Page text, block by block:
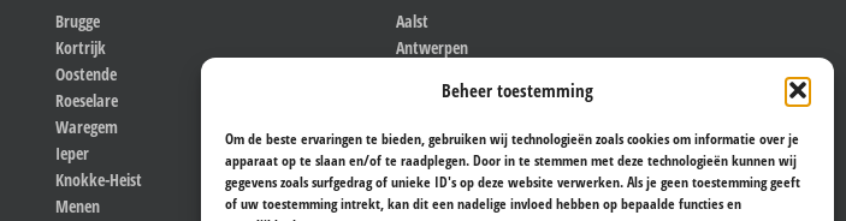
Beheer toestemming
Om de beste ervaringen te bieden, gebruiken wij technologieën zoals cookies om informatie over je
apparaat op te slaan en/of te raadplegen. Door in te stemmen met deze technologieën kunnen wij
gegevens zoals surfgedrag of unieke ID's op deze website verwerken. Als je geen toestemming geeft
of uw toestemming intrekt, kan dit een nadelige invloed hebben op bepaalde functies en
Brugge
Kortrijk
Oostende
Roeselare
Waregem
Ieper
Knokke-Heist
Menen
Aalst
Antwerpen
Hasselt
Kortrijk
Leuven